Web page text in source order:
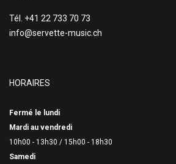
Tél. +41 22 733 70 73
info@servette-music.ch
HORAIRES
Fermé le lundi
Mardi au vendredi
10h00 - 13h30 / 15h00 - 18h30
Samedi